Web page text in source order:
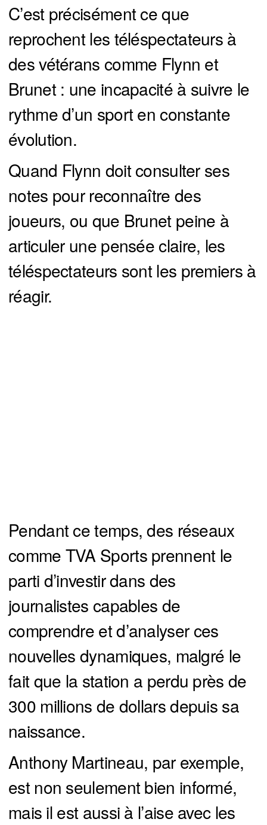
C’est précisément ce que
reprochent les téléspectateurs à
des vétérans comme Flynn et
Brunet : une incapacité à suivre le
rythme d’un sport en constante
évolution.
Quand Flynn doit consulter ses
notes pour reconnaître des
joueurs, ou que Brunet peine à
articuler une pensée claire, les
téléspectateurs sont les premiers à
réagir.
Pendant ce temps, des réseaux
comme TVA Sports prennent le
parti d’investir dans des
journalistes capables de
comprendre et d’analyser ces
nouvelles dynamiques, malgré le
fait que la station a perdu près de
300 millions de dollars depuis sa
naissance.
Anthony Martineau, par exemple,
est non seulement bien informé,
mais il est aussi à l’aise avec les